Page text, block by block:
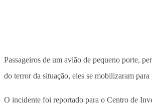
Passageiros de um avião de pequeno porte,
do terror da situação, eles se mobilizaram
O incidente foi reportado para o Centro de